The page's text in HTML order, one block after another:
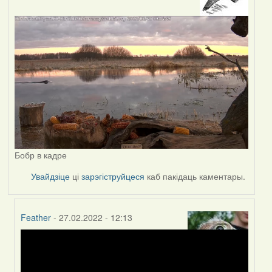
Бобр в кадре
Увайдзіце цізарэгіструйцеся каб пакідаць каментары.
Feather - 27.02.2022 - 12:13